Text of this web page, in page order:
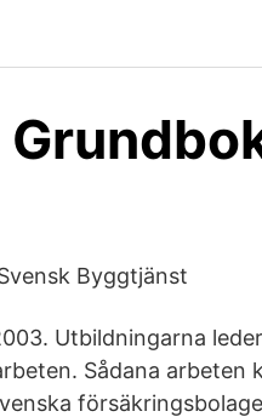
Byggtjänst
Utbildningarna
Sådana arbeten